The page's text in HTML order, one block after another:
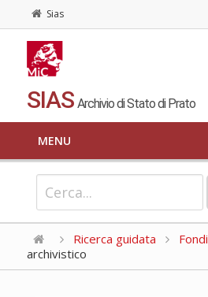
Sias
SIAS Archivio di Stato di Prato
MENU
Ricerca guidata Fondi
archivistico